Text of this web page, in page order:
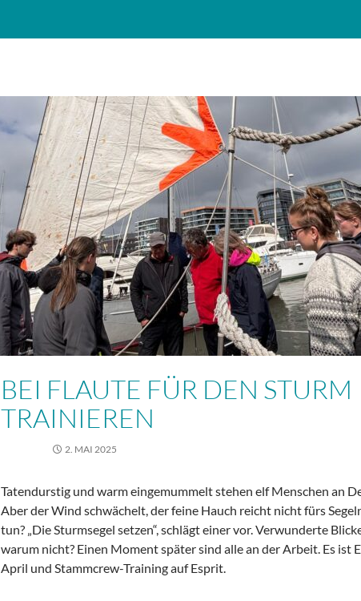
BEI FLAUTE FÜR DEN STURM
TRAINIEREN
2. MAI 2025
Tatendurstig und warm eingemummelt stehen elf Menschen an
Aber der Wind schwächelt, der feine Hauch reicht nicht fürs
tun? „Die Sturmsegel setzen“, schlägt einer vor. Verwunderte
warum nicht? Einen Moment später sind alle an der Arbeit. Es ist
April und Stammcrew-Training auf Esprit.